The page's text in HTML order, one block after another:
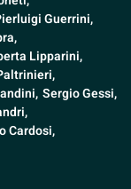
Guerrini,
Lipparini,
Sergio Gessi,
Cardosi,